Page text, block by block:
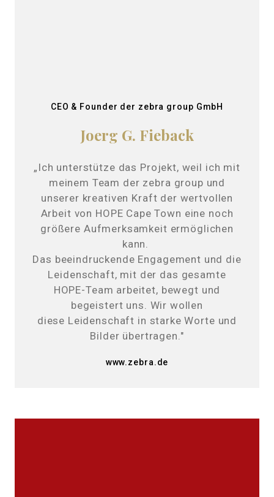
CEO & Founder der zebra group GmbH
Joerg G. Fieback
„Ich unterstütze das Projekt, weil ich mit
meinem Team der zebra group und
unserer kreativen Kraft der wertvollen
Arbeit von HOPE Cape Town eine noch
größere Aufmerksamkeit ermöglichen
kann.
Das beeindruckende Engagement und die
Leidenschaft, mit der das gesamte
HOPE-Team arbeitet, bewegt und
begeistert uns. Wir wollen
diese Leidenschaft in starke Worte und
Bilder übertragen."
www.zebra.de